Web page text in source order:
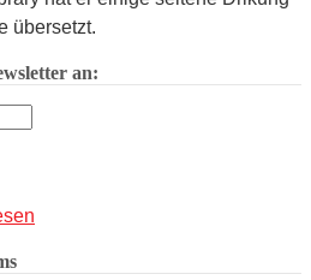
übersetzt.
an: